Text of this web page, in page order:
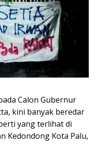
Calon Gubernur
kini banyak beredar
yang terlihat di
Kedondong Kota Palu,